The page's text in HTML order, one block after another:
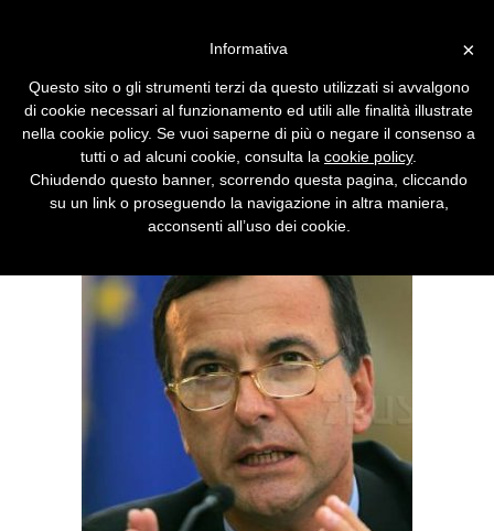
in Italia di Frattini
Richiamato in patria da Berlusconi, non potrà
più contribuire a smantellare le libertà civili
dei cittadini dell'EU. Tocca a noi tenercelo.
×
Informativa
Questo sito o gli strumenti terzi da questo utilizzati si avvalgono
di cookie necessari al funzionamento ed utili alle finalità illustrate
nella cookie policy. Se vuoi saperne di più o negare il consenso a
tutti o ad alcuni cookie, consulta la cookie policy.
Chiudendo questo banner, scorrendo questa pagina, cliccando
su un link o proseguendo la navigazione in altra maniera,
acconsenti all’uso dei cookie.